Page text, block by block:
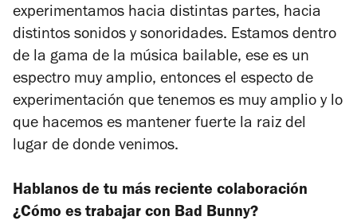
experimentamos hacia distintas partes, hacia
distintos sonidos y sonoridades. Estamos dentro
de la gama de la música bailable, ese es un
espectro muy amplio, entonces el especto de
experimentación que tenemos es muy amplio y lo
que hacemos es mantener fuerte la raiz del
lugar de donde venimos.
Hablanos de tu más reciente colaboración
¿Cómo es trabajar con Bad Bunny?